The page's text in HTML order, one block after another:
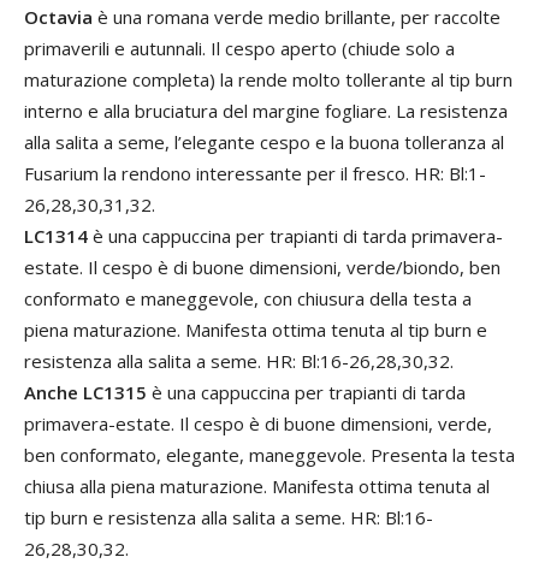
Octavia è una romana verde medio brillante, per raccolte
primaverili e autunnali. Il cespo aperto (chiude solo a
maturazione completa) la rende molto tollerante al tip burn
interno e alla bruciatura del margine fogliare. La resistenza
alla salita a seme, l’elegante cespo e la buona tolleranza al
Fusarium la rendono interessante per il fresco. HR: Bl:1-
26,28,30,31,32.
LC1314 è una cappuccina per trapianti di tarda primavera-
estate. Il cespo è di buone dimensioni, verde/biondo, ben
conformato e maneggevole, con chiusura della testa a
piena maturazione. Manifesta ottima tenuta al tip burn e
resistenza alla salita a seme. HR: Bl:16-26,28,30,32.
Anche LC1315 è una cappuccina per trapianti di tarda
primavera-estate. Il cespo è di buone dimensioni, verde,
ben conformato, elegante, maneggevole. Presenta la testa
chiusa alla piena maturazione. Manifesta ottima tenuta al
tip burn e resistenza alla salita a seme. HR: Bl:16-
26,28,30,32.